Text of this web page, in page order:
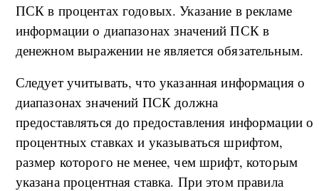
ПСК в процентах годовых. Указание в рекламе
информации о диапазонах значений ПСК в
денежном выражении не является обязательным.
Следует учитывать, что указанная информация о
диапазонах значений ПСК должна
предоставляться до предоставления информации о
процентных ставках и указываться шрифтом,
размер которого не менее, чем шрифт, которым
указана процентная ставка. При этом правила